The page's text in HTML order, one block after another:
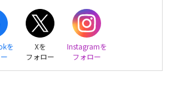
を
Xを
フォロー
Instagramを
フォロー